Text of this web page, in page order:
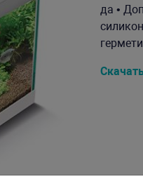
да •